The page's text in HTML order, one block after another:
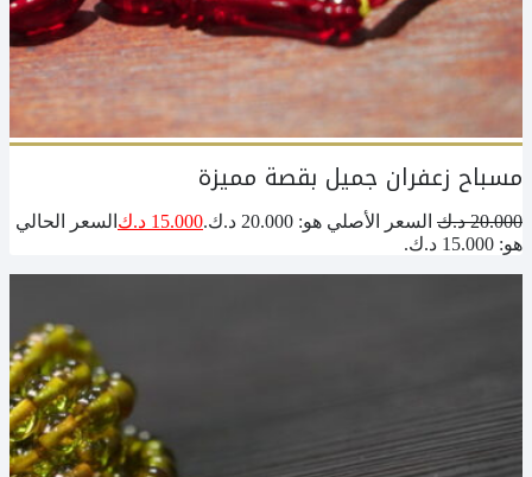
مسباح زعفران جميل بقصة مميزة
20.000 د.ك السعر الأصلي هو: 20.000 د.ك. 15.000 د.ك السعر الحالي
هو: 15.000 د.ك.